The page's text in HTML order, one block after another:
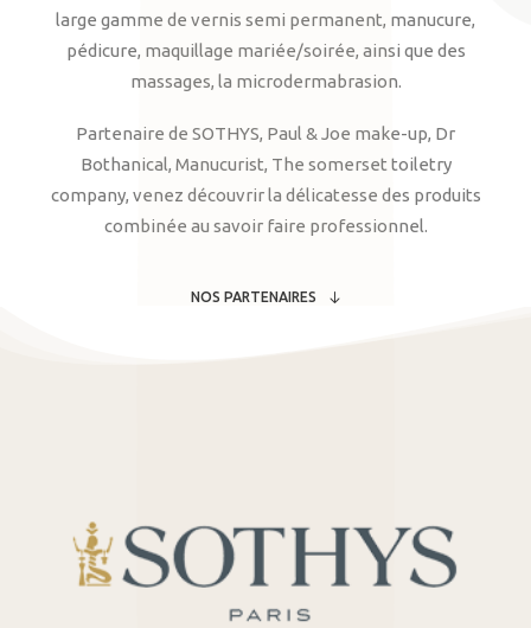
large gamme de vernis semi permanent, manucure,
pédicure, maquillage mariée/soirée, ainsi que des
massages, la microdermabrasion.
Partenaire de SOTHYS, Paul & Joe make-up, Dr
Bothanical, Manucurist, The somerset toiletry
company, venez découvrir la délicatesse des produits
combinée au savoir faire professionnel.
NOS PARTENAIRES